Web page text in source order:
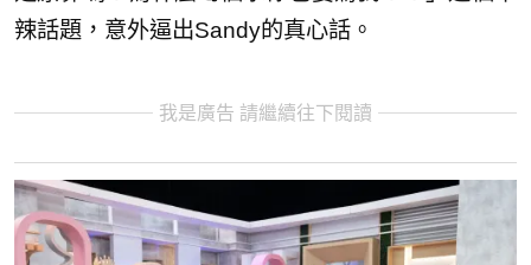
辣話題，意外逼出Sandy的真心話。
我是廣告 請繼續往下閱讀